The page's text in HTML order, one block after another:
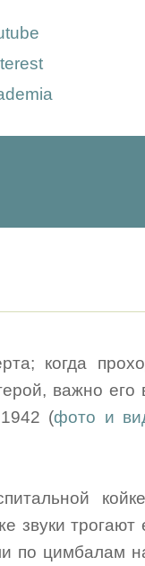
когда
важно его
(фото и
звуки трогают
по цимбалам